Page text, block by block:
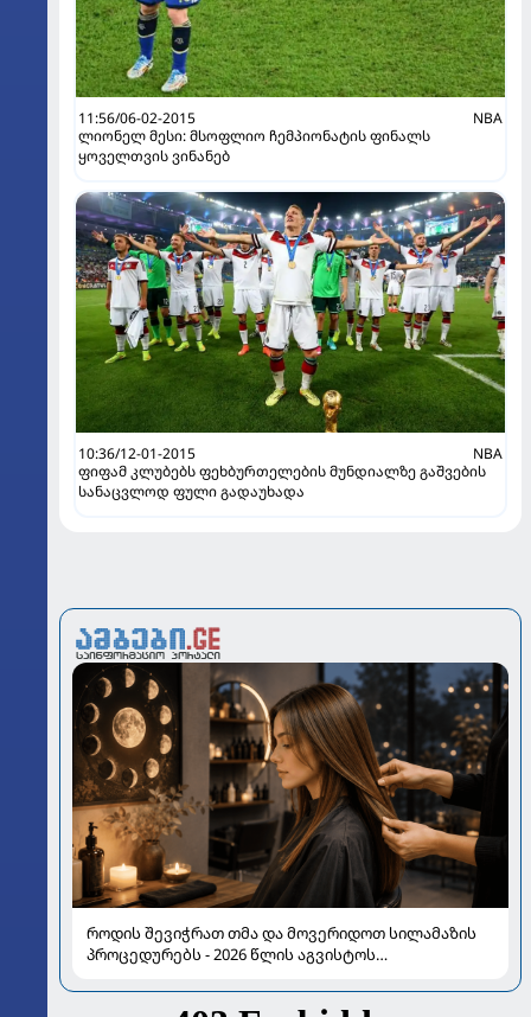
11:56/06-02-2015
NBA
ლიონელ მესი: მსოფლიო ჩემპიონატის ფინალს
ყოველთვის ვინანებ
10:36/12-01-2015
NBA
ფიფამ კლუბებს ფეხბურთელების მუნდიალზე გაშვების
სანაცვლოდ ფული გადაუხადა
როდის შევიჭრათ თმა და მოვერიდოთ სილამაზის
პროცედურებს - 2026 წლის აგვისტოს